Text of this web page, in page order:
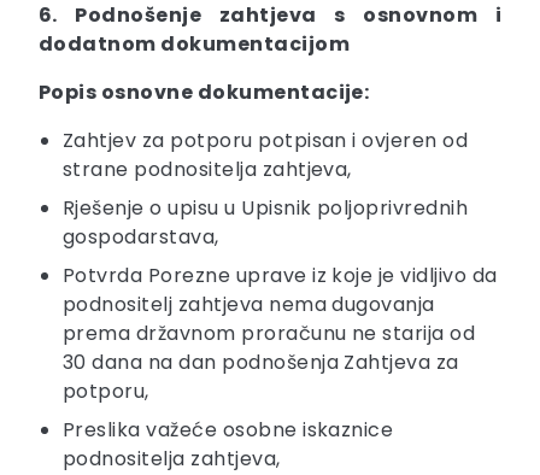
6. Podnošenje zahtjeva s osnovnom i
dodatnom dokumentacijom
Popis osnovne dokumentacije:
Zahtjev za potporu potpisan i ovjeren od
strane podnositelja zahtjeva,
Rješenje o upisu u Upisnik poljoprivrednih
gospodarstava,
Potvrda Porezne uprave iz koje je vidljivo da
podnositelj zahtjeva nema dugovanja
prema državnom proračunu ne starija od
30 dana na dan podnošenja Zahtjeva za
potporu,
Preslika važeće osobne iskaznice
podnositelja zahtjeva,